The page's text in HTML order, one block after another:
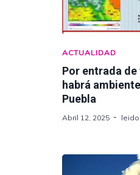
ACTUALIDAD
Por entrada
habrá
Puebla
Abril 12, 2025